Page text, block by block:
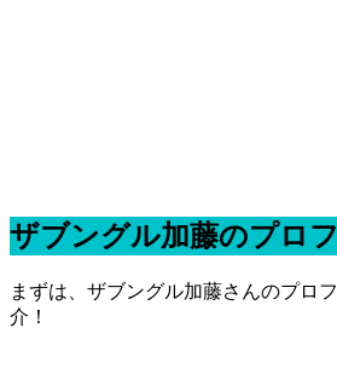
ザブングル加藤のプロ
まずは、ザブングル加藤さんのプロ
介！